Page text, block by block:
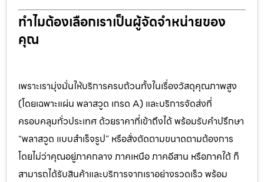
ทำไมต้องเลือกเราเป็นผู้จัดจำหน่ายของ
คุณ
เพราะเรามุ่งมั่นให้บริการครบถ้วนทั้งในเรื่องวัสดุคุณภาพสูง
(โดยเฉพาะแผ่น พลาสวูด เกรด A) และบริการจัดส่งที่
ครอบคลุมทั่วประเทศ ด้วยราคาที่เข้าถึงได้ พร้อมรับคำปรึกษา
“พลาสวูด แบบสำเร็จรูป” หรือสั่งตัดตามขนาดตามต้องการ
โดยไม่ว่าคุณอยู่ภาคกลาง ภาคเหนือ ภาคอีสาน หรือภาคใต้ ก็
สามารถได้รับสินค้าและบริการจากเราอย่างรวดเร็ว พร้อม